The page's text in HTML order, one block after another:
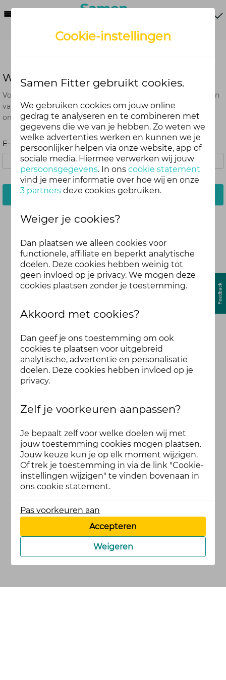
Wachtwoord vergeten?
Voer het e-mailadres in dat je hebt gebruikt bij het aanmaken
van je account. Je ontvangt van ons een e-mail met een link
om je wachtwoord opnieuw in te stellen.
E-mailadres:
Stuur mij een e-mail
Cookie-instellingen
Samen Fitter gebruikt cookies.
We gebruiken cookies om jouw online
gedrag te analyseren en te combineren met
gegevens die we van je hebben. Zo weten we
welke advertenties werken en kunnen we je
persoonlijker helpen via onze website, app of
sociale media. Hiermee verwerken wij jouw
persoonsgegevens. In onscookie statement
vind je meer informatie over hoe wij en onze
3 partners deze cookies gebruiken.
Weiger je cookies?
Dan plaatsen we alleen cookies voor
functionele, affiliate en beperkt analytische
doelen. Deze cookies hebben weinig tot
geen invloed op je privacy. We mogen deze
cookies plaatsen zonder je toestemming.
Akkoord met cookies?
Dan geef je ons toestemming om ook
cookies te plaatsen voor uitgebreid
analytische, advertentie en personalisatie
doelen. Deze cookies hebben invloed op je
privacy.
Zelf je voorkeuren aanpassen?
Je bepaalt zelf voor welke doelen wij met
jouw toestemming cookies mogen plaatsen.
Jouw keuze kun je op elk moment wijzigen.
Of trek je toestemming in via de link "Cookie-
instellingen wijzigen" te vinden bovenaan in
ons cookie statement.
Pas voorkeuren aan
Accepteren
Weigeren